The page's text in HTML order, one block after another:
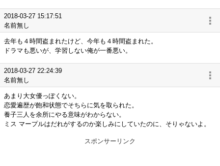
2018-03-27 15:17:51
名前無し
去年も４時間盗まれたけど、今年も４時間盗まれた。
ドラマも悪いが、学習しない俺が一番悪い。
2018-03-27 22:24:39
名前無し
あまり大女優っぽくない。
恋愛遍歴が飽和状態でそちらに気を取られた。
養子三人を余所にやる意味がわからない。
ミス マープルはだれがするのか楽しみにしていたのに、そりゃないよ。
スポンサーリンク